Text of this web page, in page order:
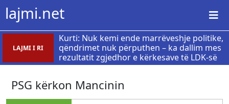
lajmi.net
LAJMI I RI
Kurti: Nuk kemi ende marrëveshje politike,
qëndrimet nuk përputhen – ka dallim mes
rezultatit zgjedhor e kërkesave të LDK-së
PSG kërkon Mancinin